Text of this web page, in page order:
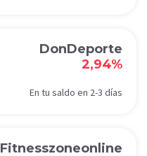
DonDeporte
2,94%
En tu saldo en 2-3 días
Fitnesszoneonline